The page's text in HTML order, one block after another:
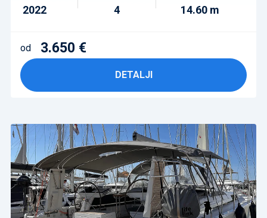
2022 4 14.60 m
od 3.650 €
DETALJI